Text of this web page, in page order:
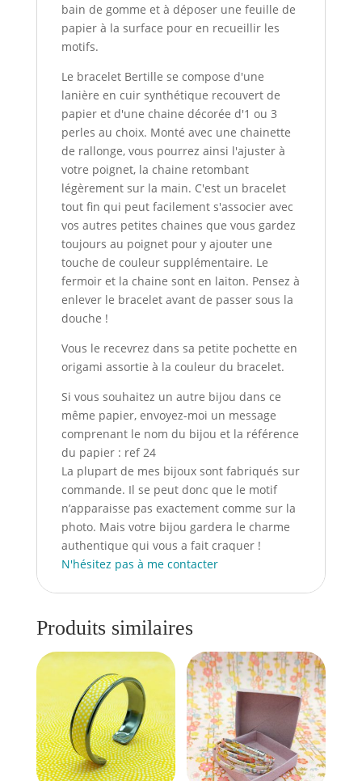
bain de gomme et à déposer une feuille de
papier à la surface pour en recueillir les
motifs.
Le bracelet Bertille se compose d'une
lanière en cuir synthétique recouvert de
papier et d'une chaine décorée d'1 ou 3
perles au choix. Monté avec une chainette
de rallonge, vous pourrez ainsi l'ajuster à
votre poignet, la chaine retombant
légèrement sur la main. C'est un bracelet
tout fin qui peut facilement s'associer avec
vos autres petites chaines que vous gardez
toujours au poignet pour y ajouter une
touche de couleur supplémentaire. Le
fermoir et la chaine sont en laiton. Pensez à
enlever le bracelet avant de passer sous la
douche !
Vous le recevrez dans sa petite pochette en
origami assortie à la couleur du bracelet.
Si vous souhaitez un autre bijou dans ce
même papier, envoyez-moi un message
comprenant le nom du bijou et la référence
du papier : ref 24
La plupart de mes bijoux sont fabriqués sur
commande. Il se peut donc que le motif
n’apparaisse pas exactement comme sur la
photo. Mais votre bijou gardera le charme
authentique qui vous a fait craquer !
N'hésitez pas à me contacter
Produits similaires